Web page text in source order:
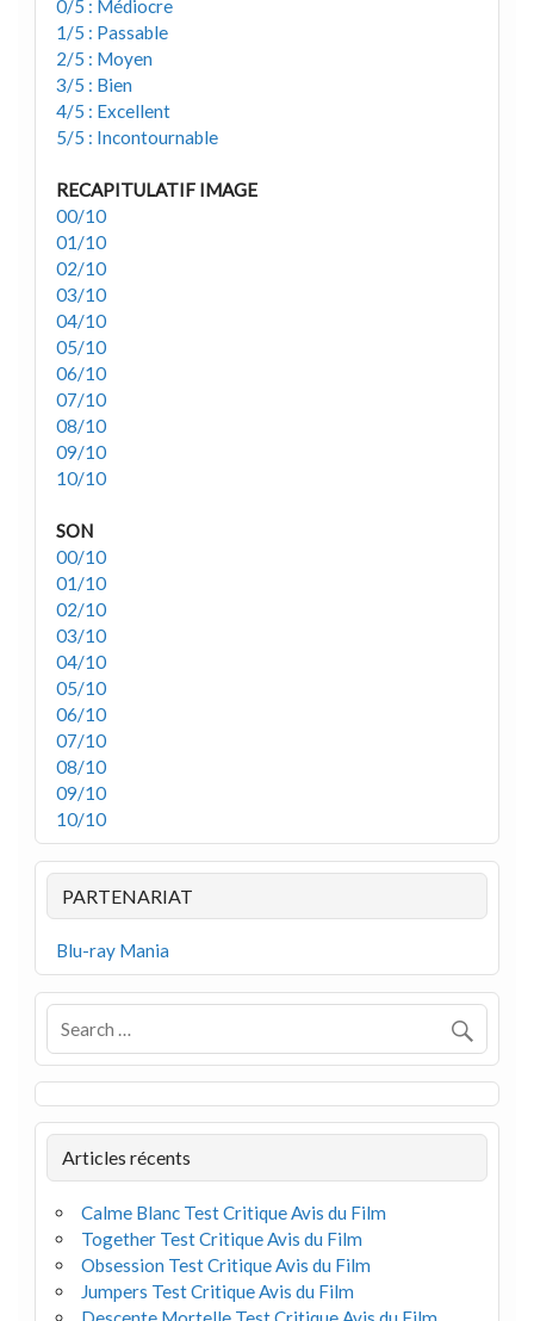
0/5 : Médiocre
1/5 : Passable
2/5 : Moyen
3/5 : Bien
4/5 : Excellent
5/5 : Incontournable
RECAPITULATIF IMAGE
00/10
01/10
02/10
03/10
04/10
05/10
06/10
07/10
08/10
09/10
10/10
SON
00/10
01/10
02/10
03/10
04/10
05/10
06/10
07/10
08/10
09/10
10/10
PARTENARIAT
Blu-ray Mania
Articles récents
Calme Blanc Test Critique Avis du Film
Together Test Critique Avis du Film
Obsession Test Critique Avis du Film
Jumpers Test Critique Avis du Film